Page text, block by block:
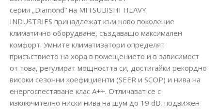
серия „Diamond“ на MITSUBISHI HEAVY
INDUSTRIES принадлежат към ново поколение
климатично оборудване, създаващо максимален
комфорт. Умните климатизатори определят
присъствието на хора в помещението и в зависимост
от това, регулират мощността си, достигайки рекордно
високи сезонни коефициенти (SEER и SCOP) и нива на
енергоспестяване клас A++. Отличават се с
изключително ниски нива на шум до 19 dB, подвижен